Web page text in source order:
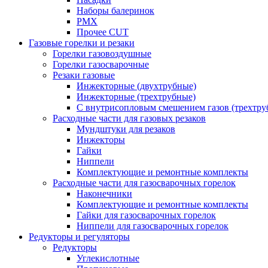
Наборы балеринок
PMX
Прочее CUT
Газовые горелки и резаки
Горелки газовоздушные
Горелки газосварочные
Резаки газовые
Инжекторные (двухтрубные)
Инжекторные (трехтрубные)
С внутрисопловым смешением газов
Расходные части для газовых резаков
Мундштуки для резаков
Инжекторы
Гайки
Ниппели
Комплектующие и ремонтные комплекты
Расходные части для газосварочных горелок
Наконечники
Комплектующие и ремонтные комплекты
Гайки для газосварочных горелок
Ниппели для газосварочных горелок
Редукторы и регуляторы
Редукторы
Углекислотные